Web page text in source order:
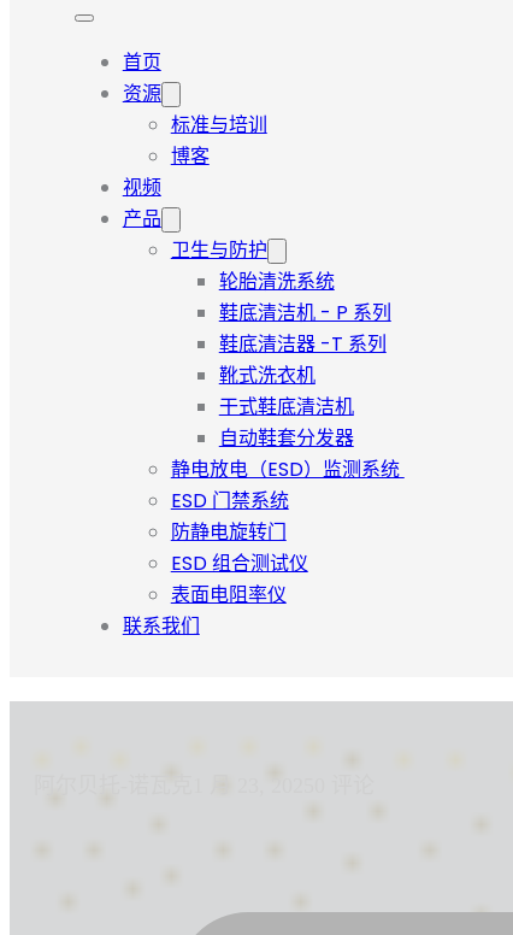
首页
资源
标准与培训
博客
视频
产品
卫生与防护
轮胎清洗系统
鞋底清洁机 - P 系列
鞋底清洁器 -T 系列
靴式洗衣机
干式鞋底清洁机
自动鞋套分发器
静电放电（ESD）监测系统
ESD 门禁系统
防静电旋转门
ESD 组合测试仪
表面电阻率仪
联系我们